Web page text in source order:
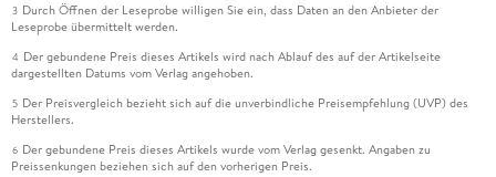
3 Durch Öffnen der Leseprobe willigen Sie ein, dass Daten an den Anbieter der
Leseprobe übermittelt werden.
4 Der gebundene Preis dieses Artikels wird nach Ablauf des auf der Artikelseite
dargestellten Datums vom Verlag angehoben.
5 Der Preisvergleich bezieht sich auf die unverbindliche Preisempfehlung (UVP) des
Herstellers.
6 Der gebundene Preis dieses Artikels wurde vom Verlag gesenkt. Angaben zu
Preissenkungen beziehen sich auf den vorherigen Preis.